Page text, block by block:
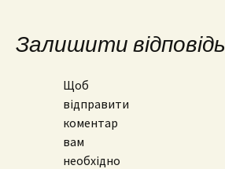
Залишити відповідь
Щоб
відправити
коментар
вам
необхідно